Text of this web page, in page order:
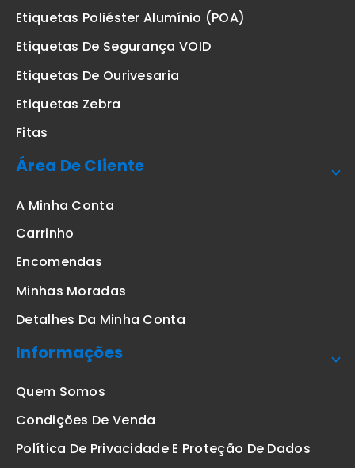
Etiquetas Poliéster Alumínio (POA)
Etiquetas De Segurança VOID
Etiquetas De Ourivesaria
Etiquetas Zebra
Fitas
Área De Cliente
A Minha Conta
Carrinho
Encomendas
Minhas Moradas
Detalhes Da Minha Conta
Informações
Quem Somos
Condições De Venda
Política De Privacidade E Proteção De Dados